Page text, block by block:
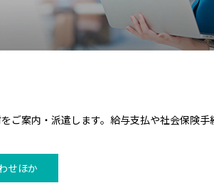
ご案内・派遣します。給与支払や社会保険
せほか